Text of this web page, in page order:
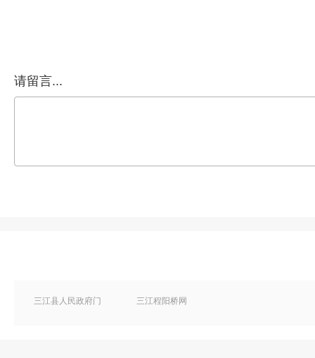
请留言...
三江县人民政府门
三江程阳桥网